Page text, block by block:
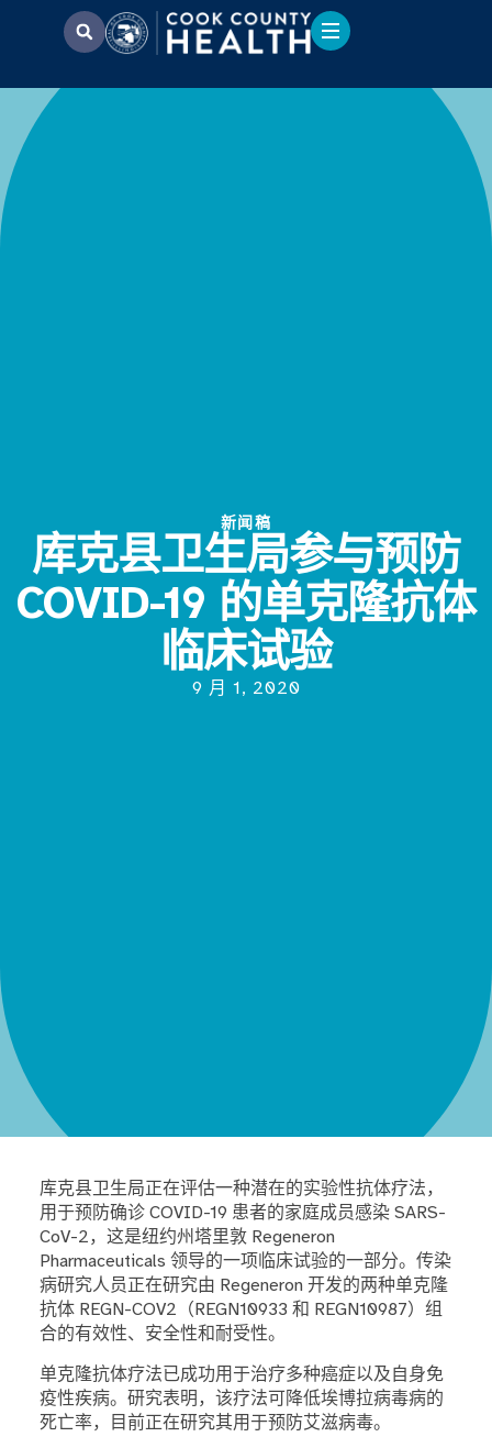
新闻稿
库克县卫生局参与预防
COVID-19 的单克隆抗体
临床试验
9 月 1, 2020
库克县卫生局正在评估一种潜在的实验性抗体疗法，
用于预防确诊 COVID-19 患者的家庭成员感染 SARS-
CoV-2，这是纽约州塔里敦 Regeneron
Pharmaceuticals 领导的一项临床试验的一部分。传染
病研究人员正在研究由 Regeneron 开发的两种单克隆
抗体 REGN-COV2（REGN10933 和 REGN10987）组
合的有效性、安全性和耐受性。
单克隆抗体疗法已成功用于治疗多种癌症以及自身免
疫性疾病。研究表明，该疗法可降低埃博拉病毒病的
死亡率，目前正在研究其用于预防艾滋病毒。